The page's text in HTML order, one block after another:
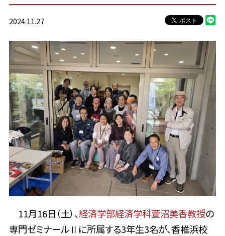
2024.11.27
11月16日（土）、経済学部経済学科萱沼美香教授の
専門ゼミナールⅡに所属する3年生3名が、香椎浜校